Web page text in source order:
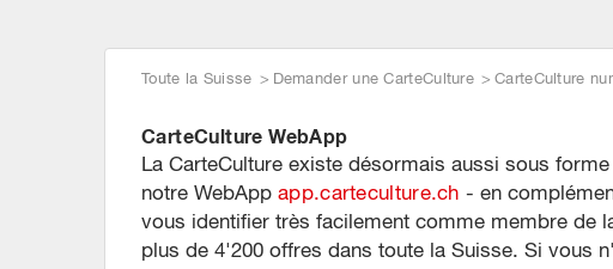
Toute la Suisse Demander une CarteCulture CarteCulture
CarteCulture WebApp
La CarteCulture existe désormais aussi sous
notre WebApp app.carteculture.ch - en
vous identifier très facilement comme membre de
plus de 4'200 offres dans toute la Suisse. Si vous